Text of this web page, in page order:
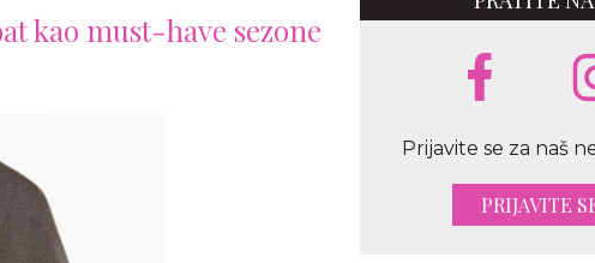
kao must-have sezone
Prijavite se za naš
PRIJAVITE